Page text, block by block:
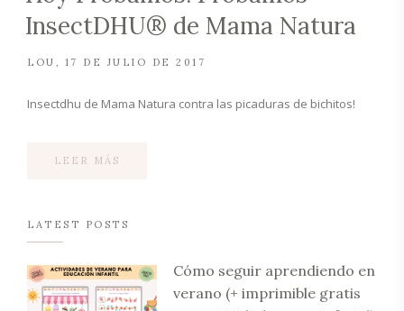
InsectDHU® de Mama Natura
LOU 17 DE JULIO DE 2017
Insectdhu de Mama Natura contra las picaduras de bichitos!
LEER MÁS
LATEST POSTS
Cómo seguir aprendiendo en
verano (+ imprimible gratis